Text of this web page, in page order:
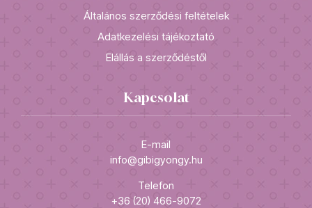
Általános szerződési feltételek
Adatkezelési tájékoztató
Elállás a szerződéstől
Kapcsolat
E-mail
info@gibigyongy.hu
Telefon
+36 (20) 466-9072